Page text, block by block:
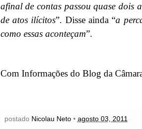
afinal de contas passou quase dois
de atos ilícitos”. Disse ainda “a
como essas aconteçam”.
Com Informações do Blog da
postado Nicolau Neto • agosto 03, 2011